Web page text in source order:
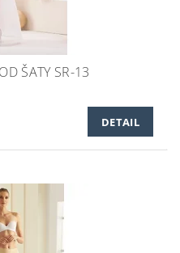
ŠATY SR-13
DETAIL